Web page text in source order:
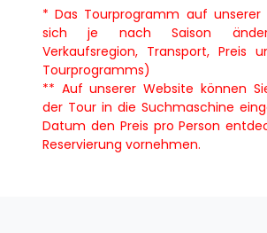
* Das Tourprogramm auf unserer
sich je nach Saison
Verkaufsregion, Transport, Preis
Tourprogramms)
** Auf unserer Website können
der Tour in die Suchmaschine
Datum den Preis pro Person
Reservierung vornehmen.